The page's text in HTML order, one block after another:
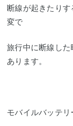
断線が起きたり
変で
旅行中に断線し
あります。
モバイルバッテ